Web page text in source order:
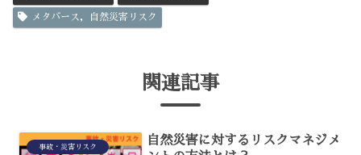
メタバース，自然災害リスク
関連記事
事故・災害リスク
自然災害に対するリスクマネジメ